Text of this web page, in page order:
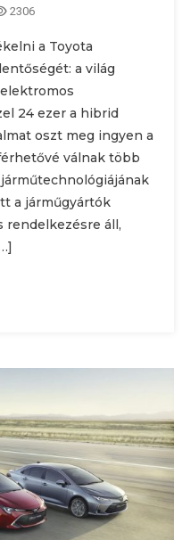
2306
a Toyota
a világ
24 ezer a hibrid
oszt meg ingyen a
válnak több
a járműgyártók
rendelkezésre áll,